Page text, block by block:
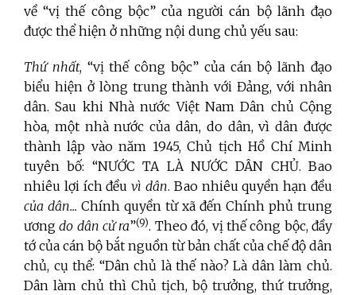
về “vị thế công bộc” của người cán bộ lãnh đạo
được thể hiện ở những nội dung chủ yếu sau:
Thứ nhất, “vị thế công bộc” của cán bộ lãnh đạo
biểu hiện ở lòng trung thành với Đảng, với nhân
dân. Sau khi Nhà nước Việt Nam Dân chủ Cộng
hòa, một nhà nước của dân, do dân, vì dân được
thành lập vào năm 1945, Chủ tịch Hồ Chí Minh
tuyên bố: “NƯỚC TA LÀ NƯỚC DÂN CHỦ. Bao
nhiêu lợi ích đềuvì dân. Bao nhiêu quyền hạn đều
của dân... Chính quyền từ xã đến Chính phủ trung
ươngdo dân cử ra”(9). Theo đó, vị thế công bộc, đầy
tớ của cán bộ bắt nguồn từ bản chất của chế độ dân
chủ, cụ thể: “Dân chủ là thế nào? Là dân làm chủ.
Dân làm chủ thì Chủ tịch, bộ trưởng, thứ trưởng,